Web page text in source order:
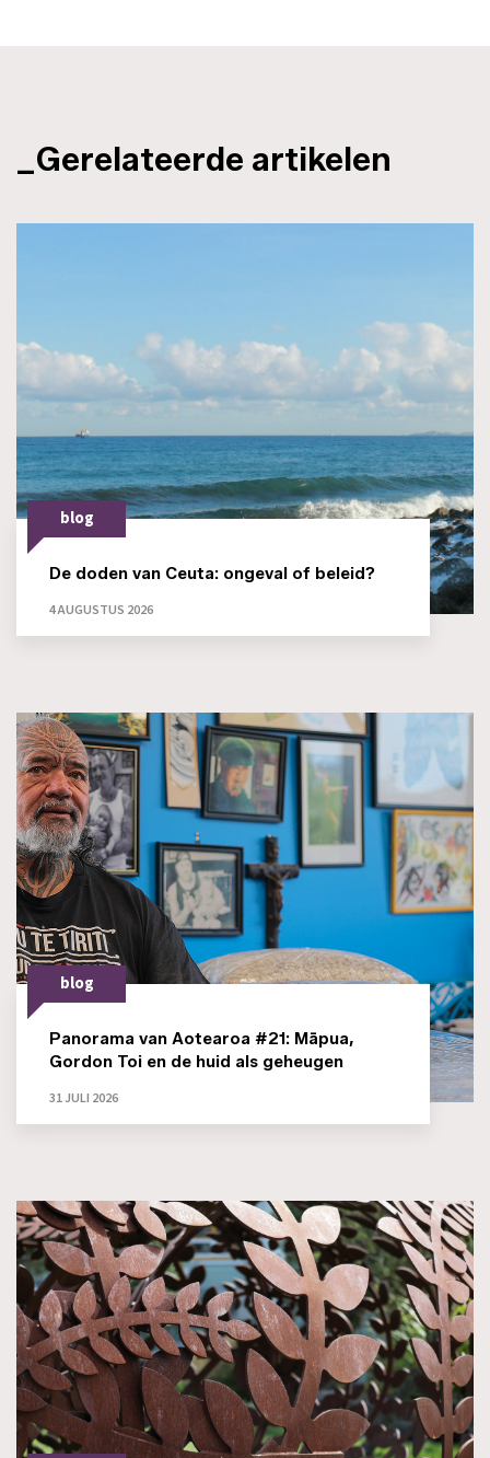
_Gerelateerde artikelen
blog
De doden van Ceuta: ongeval of beleid?
4 AUGUSTUS 2026
blog
Panorama van Aotearoa #21: Māpua,
Gordon Toi en de huid als geheugen
31 JULI 2026